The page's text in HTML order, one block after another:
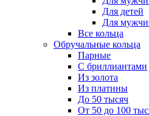
Для детей
Для
Все кольца
Обручальные кольца
Парные
С бриллиантами
Из золота
Из платины
До 50 тысяч
От 50 до 100